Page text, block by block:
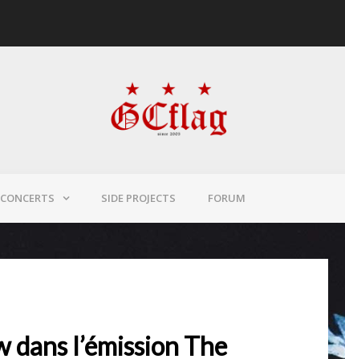
CONCERTS SIDE PROJECTS FORUM
l’émission The